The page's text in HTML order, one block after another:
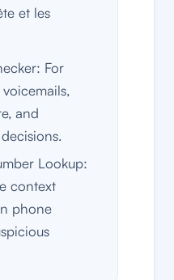
et les
For
and
Lookup:
context
phone